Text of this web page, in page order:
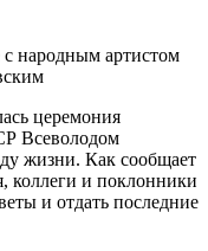
церемония
Всеволодом
жизни. Как сообщает
коллеги и поклонники
и отдать последние